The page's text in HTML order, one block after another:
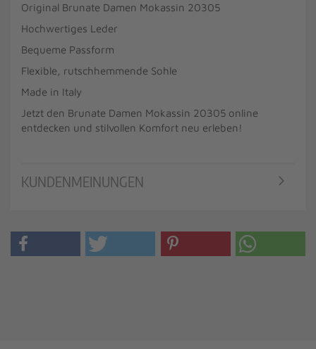
Original Brunate Damen Mokassin 20305
Hochwertiges Leder
Bequeme Passform
Flexible, rutschhemmende Sohle
Made in Italy
Jetzt den Brunate Damen Mokassin 20305 online
entdecken und stilvollen Komfort neu erleben!
KUNDENMEINUNGEN